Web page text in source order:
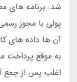
شد. برنامه های
پولی با مجوز
آن ها داده های
به موقع پرداخت
اغلب پس از جمع